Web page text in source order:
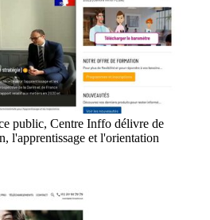
public, Centre Inffo délivre de
l'apprentissage et l'orientation